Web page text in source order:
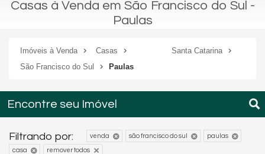
Casas à Venda em São Francisco do Sul -
Paulas
Imóveis à Venda Casas
Santa Catarina
São Francisco do Sul
Paulas
Encontre seu Imóvel
Filtrando por: venda são francisco do sul paulas
casa remover todos